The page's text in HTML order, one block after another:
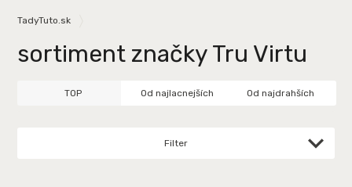
TadyTuto.sk
sortiment značky Tru Virtu
TOP Od najlacnejších Od najdrahších
Filter